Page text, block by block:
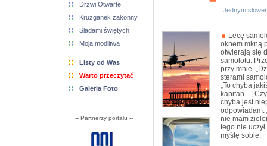
Drzwi Otwarte
Krużganek zakonny
Śladami świętych
Moja modlitwa
Listy od Was
Warto przeczytać
Galeria Foto
-- Partnerzy portalu --
Jednym
Lecę
oknem mkną
otwierają się
samolotu.
przy mnie.
sterami
„To chyba
kapitan –
chyba jest
odpowiadam:
nie mam
tego nie
myślę sobie.